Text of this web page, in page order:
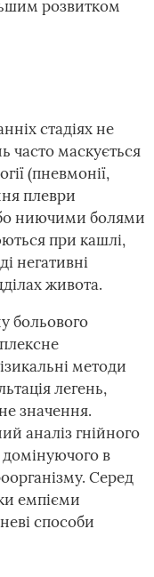
розвитком
стадіях не
часто маскується
(пневмонії,
плеври
ниючими болями
при кашлі,
негативні
живота.
больового
методи
легень,
значення.
аналіз гнійного
в
Серед
емпієми
способи